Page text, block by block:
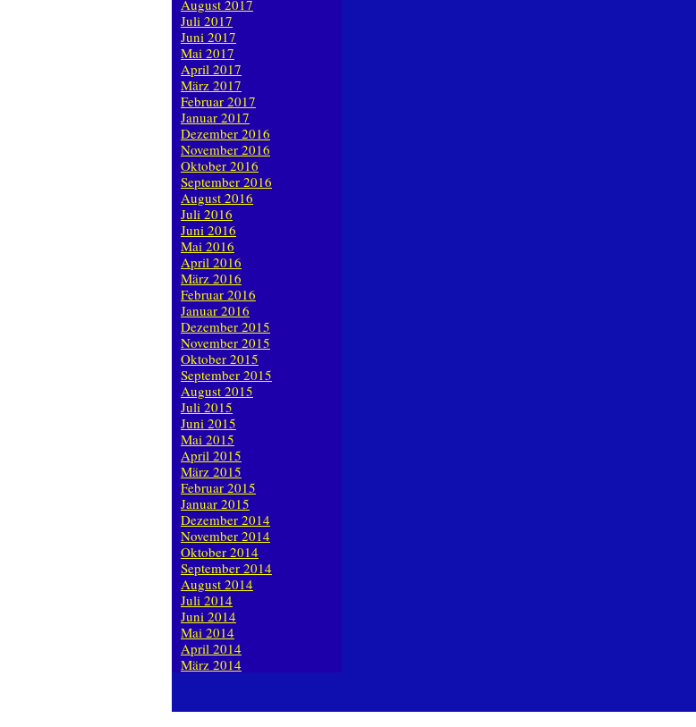
August 2017
Juli 2017
Juni 2017
Mai 2017
April 2017
März 2017
Februar 2017
Januar 2017
Dezember 2016
November 2016
Oktober 2016
September 2016
August 2016
Juli 2016
Juni 2016
Mai 2016
April 2016
März 2016
Februar 2016
Januar 2016
Dezember 2015
November 2015
Oktober 2015
September 2015
August 2015
Juli 2015
Juni 2015
Mai 2015
April 2015
März 2015
Februar 2015
Januar 2015
Dezember 2014
November 2014
Oktober 2014
September 2014
August 2014
Juli 2014
Juni 2014
Mai 2014
April 2014
März 2014